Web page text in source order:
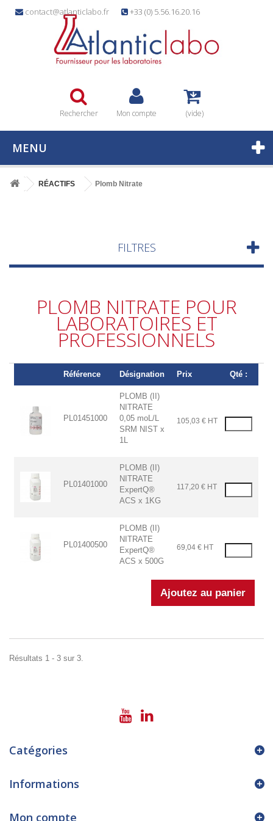
contact@atlanticlabo.fr +33 (0) 5.56.16.20.16
Rechercher Mon compte (vide)
MENU
RÉACTIFS Plomb Nitrate
FILTRES
PLOMB NITRATE POUR
LABORATOIRES ET
PROFESSIONNELS
Référence Désignation Prix Qté :
PL01451000
PLOMB (II)
NITRATE
0,05 moL/L
SRM NIST x
1L
105,03 € HT
PL01401000
PLOMB (II)
NITRATE
ExpertQ®
ACS x 1KG
117,20 € HT
PL01400500
PLOMB (II)
NITRATE
ExpertQ®
ACS x 500G
69,04 € HT
Résultats 1 - 3 sur 3.
Catégories
Informations
Mon compte